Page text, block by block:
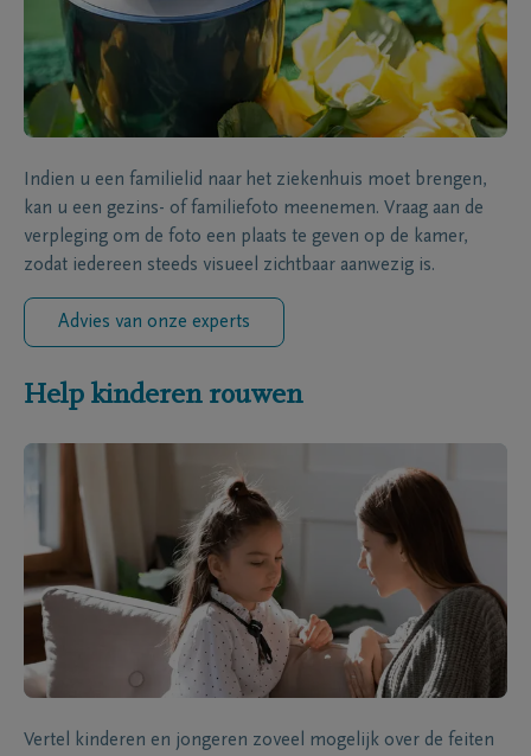
Indien u een familielid naar het ziekenhuis moet brengen,
kan u een gezins- of familiefoto meenemen. Vraag aan de
verpleging om de foto een plaats te geven op de kamer,
zodat iedereen steeds visueel zichtbaar aanwezig is.
Advies van onze experts
Help kinderen rouwen
Vertel kinderen en jongeren zoveel mogelijk over de feiten